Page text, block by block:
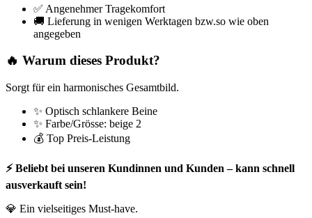
✅ Angenehmer Tragekomfort
🚚 Lieferung in wenigen Werktagen bzw.so wie oben
angegeben
🔥 Warum dieses Produkt?
Sorgt für ein harmonisches Gesamtbild.
✨ Optisch schlankere Beine
✨ Farbe/Grösse: beige 2
💰 Top Preis-Leistung
⚡ Beliebt bei unseren Kundinnen und Kunden – kann schnell
ausverkauft sein!
💎 Ein vielseitiges Must-have.